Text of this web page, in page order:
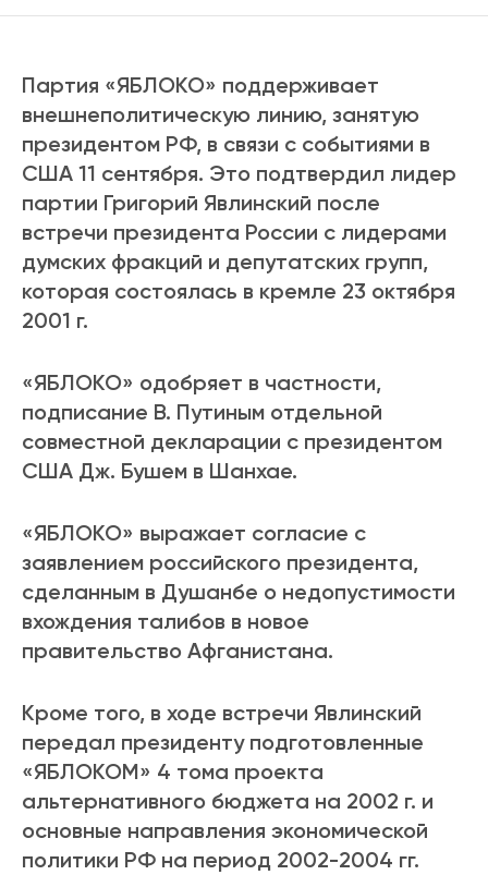
Партия «ЯБЛОКО» поддерживает
внешнеполитическую линию, занятую
президентом РФ, в связи с событиями в
США 11 сентября. Это подтвердил лидер
партии Григорий Явлинский после
встречи президента России с лидерами
думских фракций и депутатских групп,
которая состоялась в кремле 23 октября
2001 г.
«ЯБЛОКО» одобряет в частности,
подписание В. Путиным отдельной
совместной декларации с президентом
США Дж. Бушем в Шанхае.
«ЯБЛОКО» выражает согласие с
заявлением российского президента,
сделанным в Душанбе о недопустимости
вхождения талибов в новое
правительство Афганистана.
Кроме того, в ходе встречи Явлинский
передал президенту подготовленные
«ЯБЛОКОМ» 4 тома проекта
альтернативного бюджета на 2002 г. и
основные направления экономической
политики РФ на период 2002-2004 гг.